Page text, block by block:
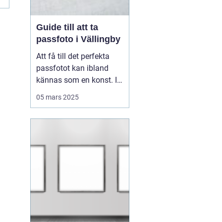
Guide till att ta
passfoto i Vällingby
Att få till det perfekta
passfotot kan ibland
kännas som en konst. I
rät...
05 mars 2025